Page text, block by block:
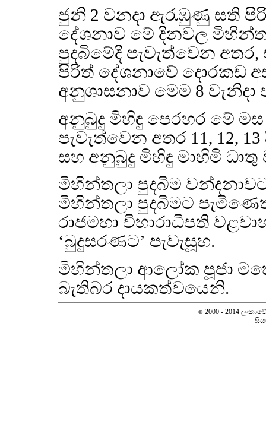
ජුනි 2 වනදා ඇරැඹුණු සති
දේශනාව මේ දිනවල
පුදබිමේදී පැවැත්වෙන
පිරිත් දේශනාවේ දොරකඩ
අනුශාසනාව මෙම 8 වැනිදා
අනුබුදු මිහිඳු පෙරහර මේ මස
පැවැත්වෙන අතර 11, 12,
සහ අනුබුදු මිහිඳු මාහිමි ධාතු
මිහින්තලා පුදබිම
මිහින්තලා පුදබිමට
රාජමහා විහාරාධිපති
‘බුදුසරණට’ පැවැසූහ.
මිහින්තලා ආලෝක පූජා
බැතිබර දායකත්වයෙනි.
©2000 - 2014